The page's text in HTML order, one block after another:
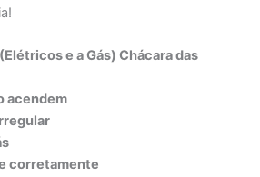
e a Gás) Chácara das
acendem
corretamente